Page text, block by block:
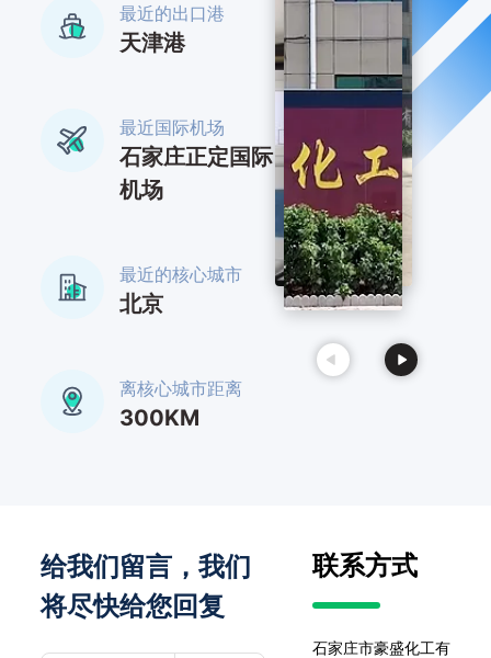
最近的出口港
天津港
最近国际机场
石家庄正定国际
机场
最近的核心城市
北京
离核心城市距离
300KM
给我们留言，我们
将尽快给您回复
联系方式
石家庄市豪盛化工有